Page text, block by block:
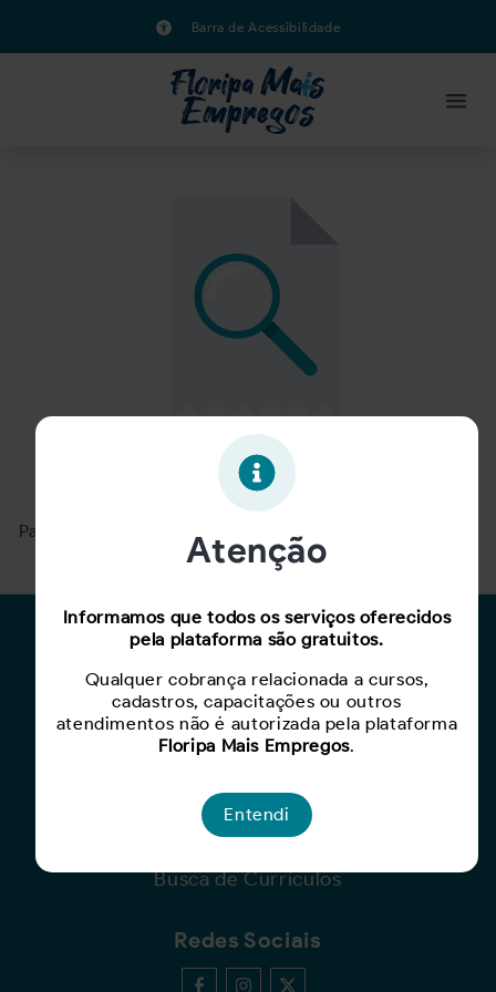
Barra de Acessibilidade
Oportunidade expirada!
Para ver mais, acesse a página
Para Candidatos
Busca de Oportunidades
Cadastro de Currículo
Capacite-se
Para Empresas
Busca de Currículos
Redes Sociais
Atenção
Informamos que todos os serviços oferecidos
pela plataforma são gratuitos.
Qualquer cobrança relacionada a cursos,
cadastros, capacitações ou outros
atendimentos não é autorizada pela plataforma
Floripa Mais Empregos.
Entendi